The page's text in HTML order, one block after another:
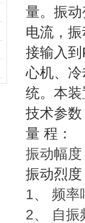
量。振
电流，
接输入
心机、
统。本
技术参数
量 程：
振动幅
振动烈
1、 频率
2、 自振